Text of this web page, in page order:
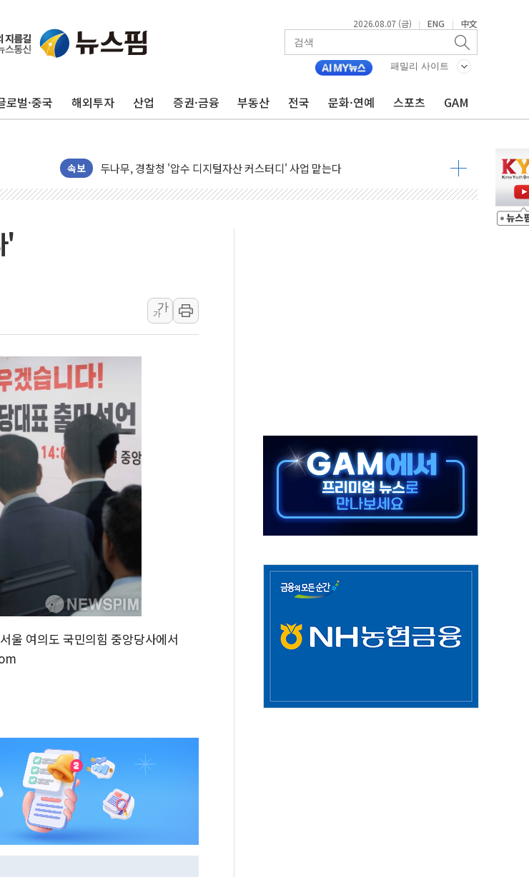
2026.08.07 (금) | ENG | 中文
패밀리 사이트
로벌·중국 해외투자 산업 증권·금융 부동산 전국 문화·연예 스포츠 GAM
속보
[기자수첩] ISA 개편, 국장 살리기보다 투자자 설득이 먼저
美 태양광 수입장벽에 한화큐셀·OCI '반색'…비중국산 부담은 변수
교보증권, 10일까지 코스피200 지수 기초자산 원금지급형 ELB 공모
[뉴스핌 뉴스레터 Today ANDA] 8월 7일
보름째 잠 못 드는 서울…30도 열대야에 피로 누적 '건강 적신호'
더본코리아 롤링파스타, 파브리 셰프 모델 발탁
4자 연합 균열에 분쟁 재점화 조짐…한미 지배구조 다시 요동
금호석유화학, 2분기 영업익 4배 '껑충'…전부문 약진
CJ올리브영 흔드는 '신흥 강자' 다이소·시코르…뷰티 유통 지각변동 본격화
"PAFC만으론 어렵다"…두산퓨얼셀, SOFC에 사활
임대사업자, 등록임대 세제혜택 축소에 반발…"정책 신뢰 뒤집어"
대우건설, 50대 이강석 대표 전면에...임원·조직 대대적 개편 예고
비츠로넥스텍, 한화에어로스페이스와 '누리호 5기분 엔진 구성품' 수주
1410원대 내려간 환율, "당분간 1400원 초반대 등락"
종합특검, '계엄 수용공간 확보' 신용해 前교정본부장 불구속 기소
친트럼프 오글스 미 하원의원, 테네시주 경선서 낙선
'
가
가
울 여의도 국민의힘 중앙당사에서